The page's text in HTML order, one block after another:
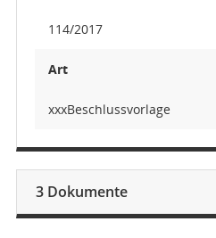
114/2017
Art
xxxBeschlussvorlage
3 Dokumente